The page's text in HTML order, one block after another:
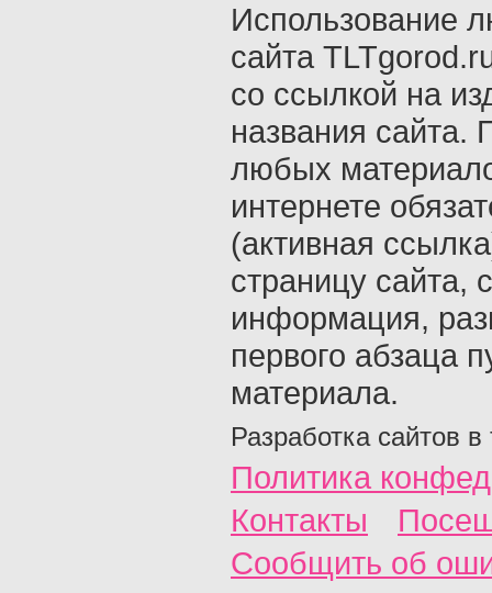
Использование
сайта
со ссылкой на
названия сайта.
любых
интернете
(активная
страницу сайта,
информация,
первого абзаца
материала.
Разработка сайтов в
Политика
Контакты
Сообщить об